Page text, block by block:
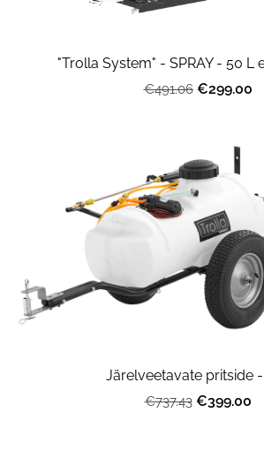
"Trolla System" - SPRAY - 50 L
€491.06 €299.00
Järelveetavate pritside
€737.43 €399.00